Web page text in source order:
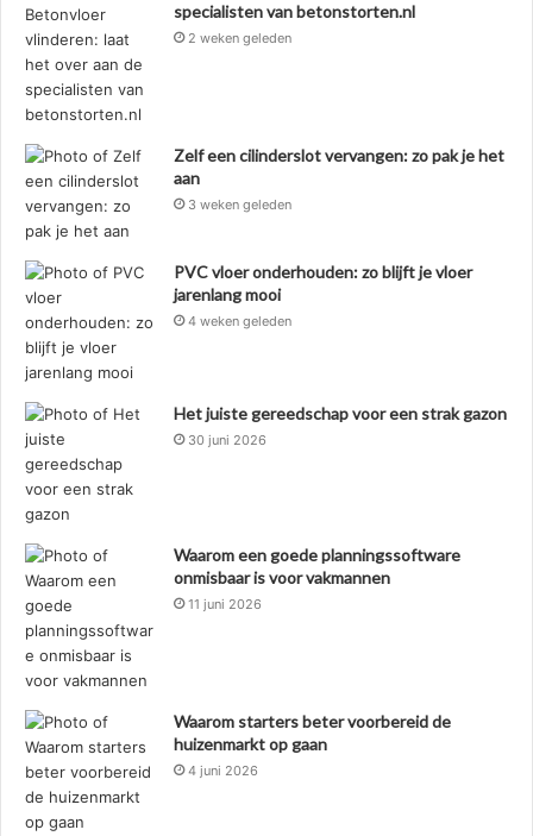
specialisten van betonstorten.nl
2 weken geleden
Zelf een cilinderslot vervangen: zo pak je het
aan
3 weken geleden
PVC vloer onderhouden: zo blijft je vloer
jarenlang mooi
4 weken geleden
Het juiste gereedschap voor een strak gazon
30 juni 2026
Waarom een goede planningssoftware
onmisbaar is voor vakmannen
11 juni 2026
Waarom starters beter voorbereid de
huizenmarkt op gaan
4 juni 2026